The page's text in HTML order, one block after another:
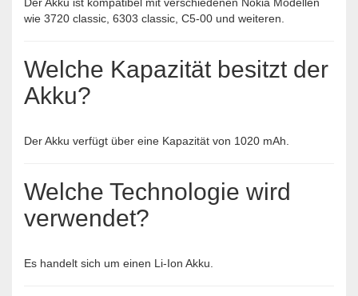
Der Akku ist kompatibel mit verschiedenen Nokia Modellen
wie 3720 classic, 6303 classic, C5-00 und weiteren.
Welche Kapazität besitzt der
Akku?
Der Akku verfügt über eine Kapazität von 1020 mAh.
Welche Technologie wird
verwendet?
Es handelt sich um einen Li-Ion Akku.